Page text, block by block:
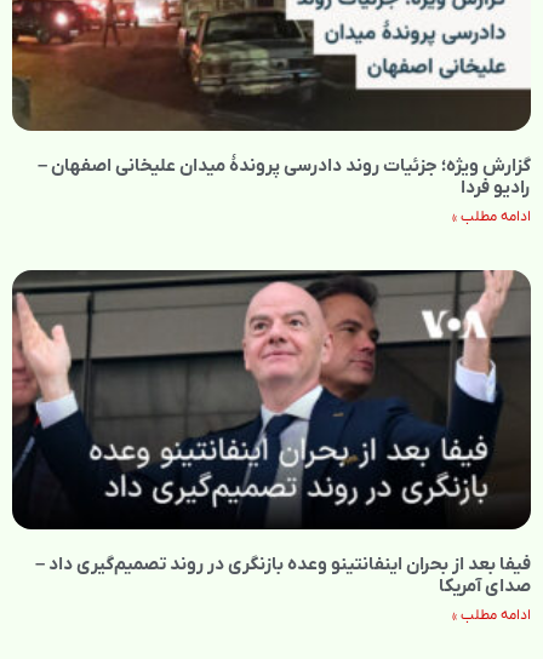
گزارش ویژه؛ جزئیات روند دادرسی پروندهٔ میدان علیخانی اصفهان –
رادیو فردا
ادامه مطلب »
فیفا بعد از بحران اینفانتینو وعده بازنگری در روند تصمیم‌گیری داد –
صدای آمریکا
ادامه مطلب »